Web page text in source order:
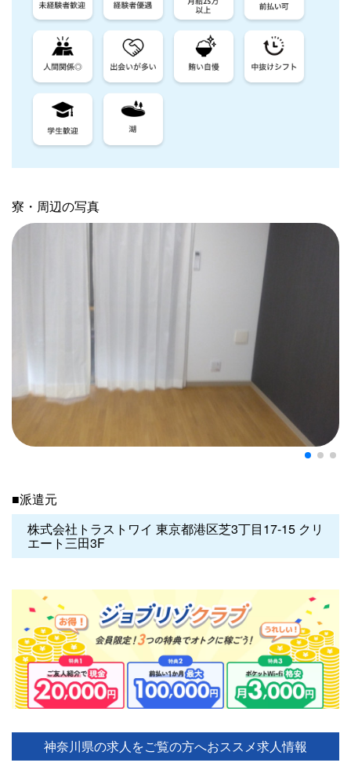
寮・周辺の写真
■派遣元
株式会社トラストワイ 東京都港区芝3丁目17-15 クリ
エート三田3F
神奈川県の求人をご覧の方へおススメ求人情報